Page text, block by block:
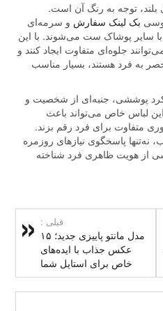
بلند، توجه به رنگ آن است.
بک لینک سفارش و سرمه‌ای
سایر پوشاک ست می‌شوند. با این
جلوه‌ای متفاوت ایجاد کنند و
به فرد هستند، بسیار مناسب
پوششی، جنبه‌ای از شخصیت و
لباس خاص می‌تواند باعث
متفاوت برای فرد رقم بزند.
نه‌تنها پاسخگوی نیازهای روزمره
از هویت ظاهری فرد شناخته
قبلی :
مدل مانتو پاییزی جدید؛ ۱۵
عکس جذاب با ایده‌های
خاص برای استایل شما